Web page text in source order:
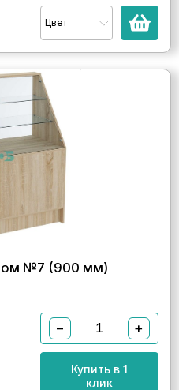
Цвет
№7 (900 мм)
− +
Купить в 1
клик